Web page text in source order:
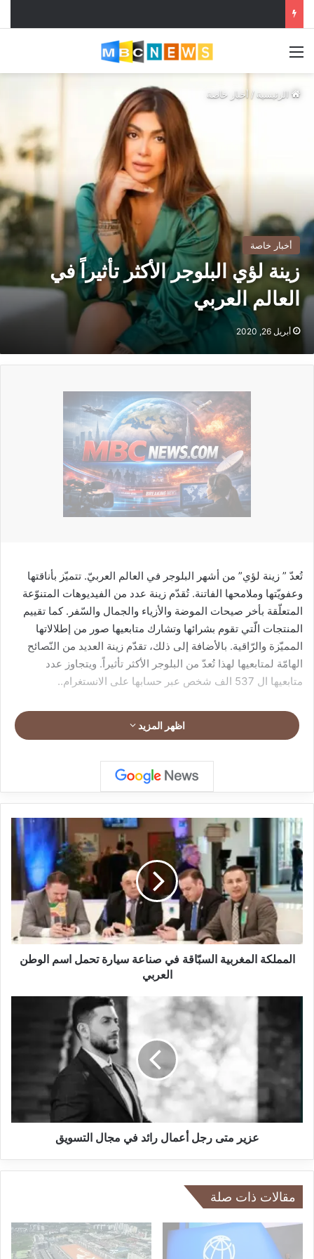
القائمة
الرئيسية/ أخبار خاصة
أخبار خاصة
زينة لؤي البلوجر الأكثر تأثيراً في
العالم العربي
أبريل 26, 2020
تُعدّ ” زينة لؤي” من أشهر البلوجر في العالم العربيّ. تتميّز بأناقتها
وعفويّتها وملامحها الفاتنة. تُقدّم زينة عدد من الفيديوهات المتنوّعة
المتعلّقة بأخر صيحات الموضة والأزياء والجمال والسّفر. كما تقييم
المنتجات الّتي تقوم بشرائها وتشارك متابعيها صور من إطلالاتها
المميّزة والرّاقية. بالأضافة إلى ذلك، تقدّم زينة العديد من النّصائح
الهامّة لمتابعيها لهذا تُعدّ من البلوجر الأكثر تأثيراً. ويتجاوز عدد
متابعيها ال 537 الف شخص عبر حسابها على الانستغرام..
اظهر المزيد
المملكة
المغربية
السبّاقة
في
صناعة
سيارة
تحمل
الوطن
العربي
المملكة المغربية السبّاقة في صناعة سيارة تحمل اسم الوطن
العربي
أعمال
مجال
عزير متى رجل أعمال رائد في مجال التسويق
مقالات ذات صلة